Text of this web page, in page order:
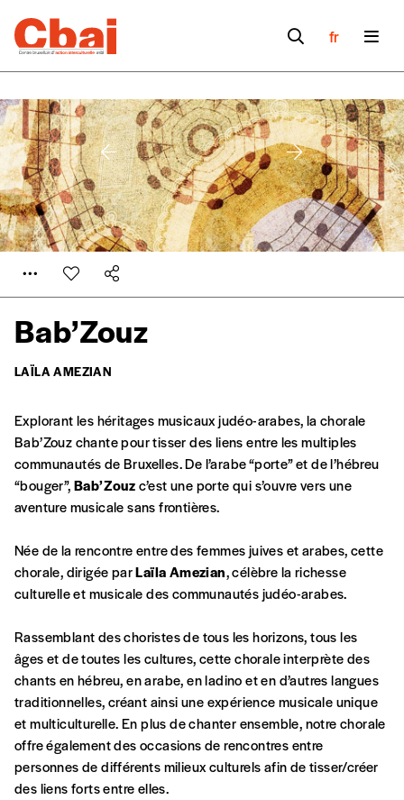
fr
Bab’Zouz
LAÏLA AMEZIAN
Se connecter
CONNEXION
Mot de passe oublié?
Formulaire de
commande
A partir de 2021,Imag, le magazine de
Le prix libre est un mode de fixation du prix
par l’acheteur d’un bien ou d’un service, qui
peut être une manière pour lui de payer le prix
qu’il estime juste. Dans l’objectif de rendre nos
activités et publications accessibles, et
d’affirmer notre attachement aux valeurs de
solidarité, nous vous proposons d’estimer
vous-mêmes le coût de notre publication.
Explorant les héritages musicaux judéo-arabes, la chorale
Bab’Zouz chante pour tisser des liens entre les multiples
communautés de Bruxelles. De l’arabe “porte” et de l’hébreu
“bouger”,Bab’Zouzc’est une porte qui s’ouvre vers une
aventure musicale sans frontières.
Née de la rencontre entre des femmes juives et arabes, cette
chorale, dirigée parLaïla Amezian, célèbre la richesse
culturelle et musicale des communautés judéo-arabes.
Rassemblant des choristes de tous les horizons, tous les
âges et de toutes les cultures, cette chorale interprète des
chants en hébreu, en arabe, en ladino et en d’autres langues
traditionnelles, créant ainsi une expérience musicale unique
et multiculturelle. En plus de chanter ensemble, notre chorale
offre également des occasions de rencontres entre
personnes de différents milieux culturels afin de tisser/créer
des liens forts entre elles.